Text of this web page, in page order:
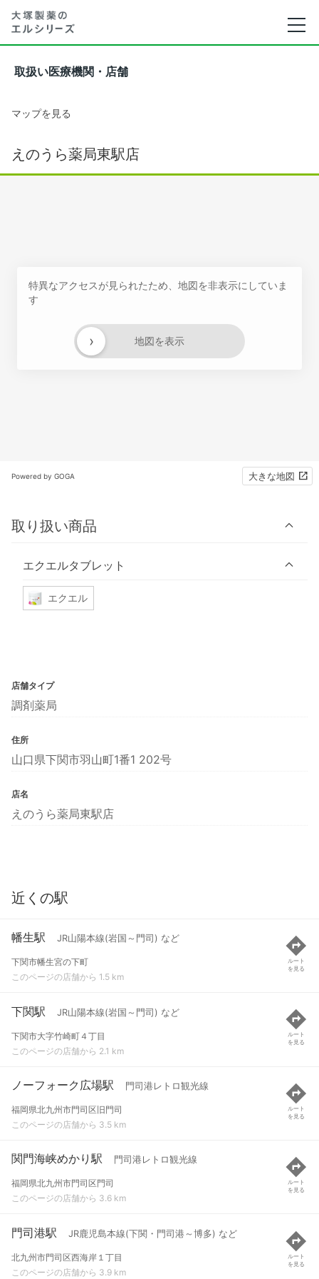
取扱い医療機関・店舗
マップを見る
えのうら薬局東駅店
特異なアクセスが見られたため、地図を非表示にしていま
す
地図を表示
›
Powered by GOGA 大きな地図
取り扱い商品
エクエルタブレット
エクエル
店舗タイプ
調剤薬局
住所
山口県下関市羽山町1番1 202号
店名
えのうら薬局東駅店
近くの駅
幡生駅 JR山陽本線(岩国～門司) など
下関市幡生宮の下町
このページの店舗から 1.5 km
ルート
を見る
下関駅 JR山陽本線(岩国～門司) など
下関市大字竹崎町４丁目
このページの店舗から 2.1 km
ルート
を見る
ノーフォーク広場駅 門司港レトロ観光線
福岡県北九州市門司区旧門司
このページの店舗から 3.5 km
ルート
を見る
関門海峡めかり駅 門司港レトロ観光線
福岡県北九州市門司区門司
このページの店舗から 3.6 km
ルート
を見る
門司港駅 JR鹿児島本線(下関・門司港～博多) など
北九州市門司区西海岸１丁目
このページの店舗から 3.9 km
ルート
を見る